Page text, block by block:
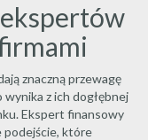
znaczną przewagę
z ich dogłębnej
Ekspert finansowy
podejście, które